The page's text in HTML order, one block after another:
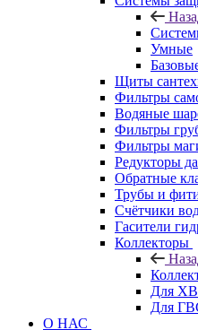
Умные
Щиты
Фильтры
Водяные
Фильтры
Фильтры
Редукторы
Обратные
Трубы и
Счётчики
Гасители
Коллекторы
Для
Для
О НАС